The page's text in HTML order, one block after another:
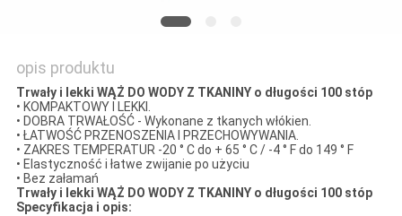
opis produktu
Trwały i lekki WĄŻ DO WODY Z TKANINY o długości 100 stóp
• KOMPAKTOWY I LEKKI.
• DOBRA TRWAŁOŚĆ - Wykonane z tkanych włókien.
• ŁATWOŚĆ PRZENOSZENIA I PRZECHOWYWANIA.
• ZAKRES TEMPERATUR -20 ° C do + 65 ° C / -4 ° F do 149 ° F
• Elastyczność i łatwe zwijanie po użyciu
• Bez załamań
Trwały i lekki WĄŻ DO WODY Z TKANINY o długości 100 stóp
Specyfikacja i opis: